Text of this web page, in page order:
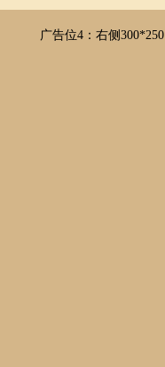
广告位4：右侧300*250